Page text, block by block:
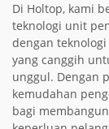
Di Holtop, kami
teknologi unit
dengan
yang canggih
unggul. Dengan
kemudahan
bagi